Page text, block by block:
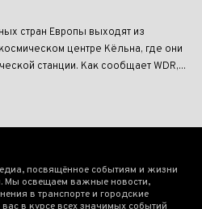
стран Европы выходят из
центре Кёльна, где они
станции. Как сообщает WDR,...
посвящённое событиям и жизни
Мы освещаем важные новости,
в транспорте и городские
в курсе всех значимых событий